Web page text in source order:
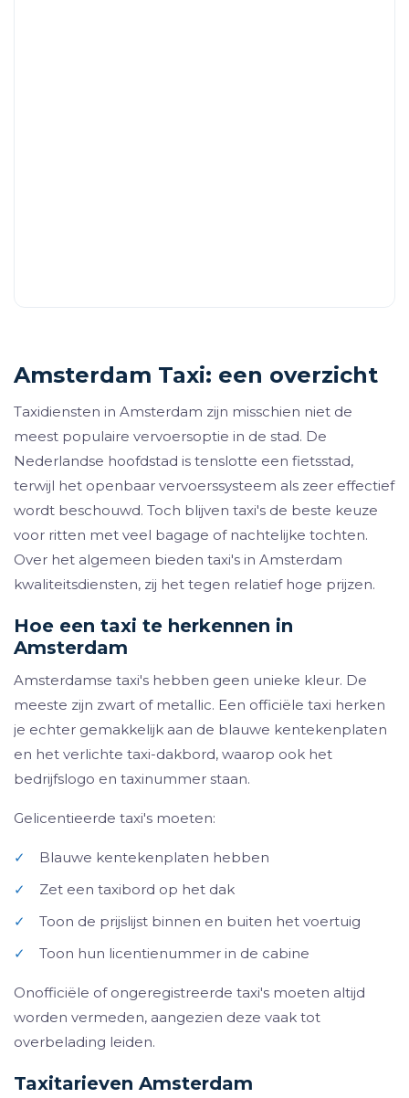
Amsterdam Taxi: een overzicht
Taxidiensten in Amsterdam zijn misschien niet de
meest populaire vervoersoptie in de stad. De
Nederlandse hoofdstad is tenslotte een fietsstad,
terwijl het openbaar vervoerssysteem als zeer effectief
wordt beschouwd. Toch blijven taxi's de beste keuze
voor ritten met veel bagage of nachtelijke tochten.
Over het algemeen bieden taxi's in Amsterdam
kwaliteitsdiensten, zij het tegen relatief hoge prijzen.
Hoe een taxi te herkennen in
Amsterdam
Amsterdamse taxi's hebben geen unieke kleur. De
meeste zijn zwart of metallic. Een officiële taxi herken
je echter gemakkelijk aan de blauwe kentekenplaten
en het verlichte taxi-dakbord, waarop ook het
bedrijfslogo en taxinummer staan.
Gelicentieerde taxi's moeten:
✓
Blauwe kentekenplaten hebben
✓
Zet een taxibord op het dak
✓
Toon de prijslijst binnen en buiten het voertuig
✓
Toon hun licentienummer in de cabine
Onofficiële of ongeregistreerde taxi's moeten altijd
worden vermeden, aangezien deze vaak tot
overbelading leiden.
Taxitarieven Amsterdam